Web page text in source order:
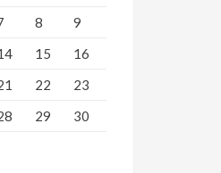
8
9
15
16
22
23
29
30